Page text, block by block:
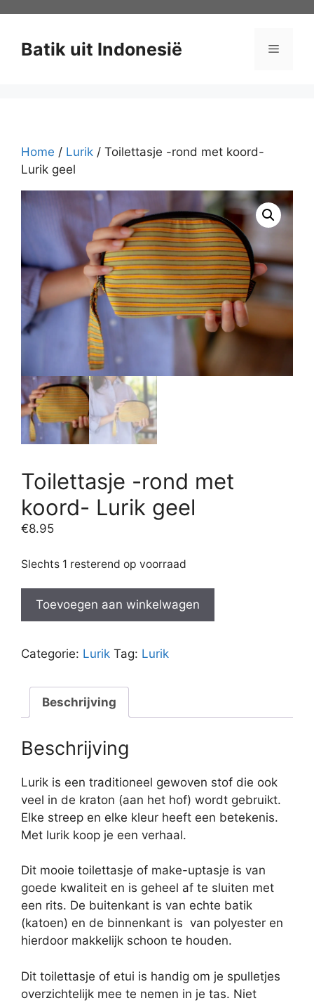
inhoud
Batik uit Indonesië Menu
Home / Lurik / Toilettasje -rond met koord-
Lurik geel
Toilettasje -rond met
koord- Lurik geel
€8.95
Slechts 1 resterend op voorraad
Toilettasje
met
Lurik
geel
aantal
Toevoegen aan winkelwagen
Categorie: Lurik Tag: Lurik
Beschrijving
Beschrijving
Lurik is een traditioneel gewoven stof die ook
veel in de kraton (aan het hof) wordt gebruikt.
Elke streep en elke kleur heeft een betekenis.
Met lurik koop je een verhaal.
Dit mooie toilettasje of make-uptasje is van
goede kwaliteit en is geheel af te sluiten met
een rits. De buitenkant is van echte batik
(katoen) en de binnenkant is van polyester en
hierdoor makkelijk schoon te houden.
Dit toilettasje of etui is handig om je spulletjes
overzichtelijk mee te nemen in je tas. Niet